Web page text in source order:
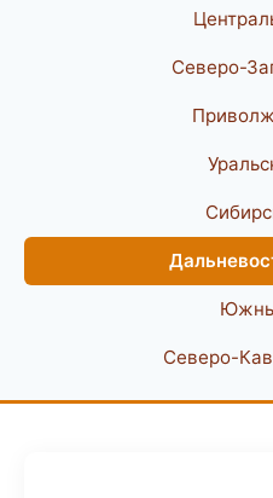
Северо-
Северо-